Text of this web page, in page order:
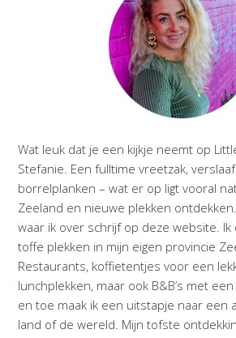
Wat leuk dat je een kijkje neemt op
Stefanie. Een fulltime vreetzak,
borrelplanken – wat er op ligt vooral
Zeeland en nieuwe plekken
waar ik over schrijf op deze website.
toffe plekken in mijn eigen provincie
Restaurants, koffietentjes voor een
lunchplekken, maar ook B&B’s met
en toe maak ik een uitstapje naar een
land of de wereld. Mijn tofste